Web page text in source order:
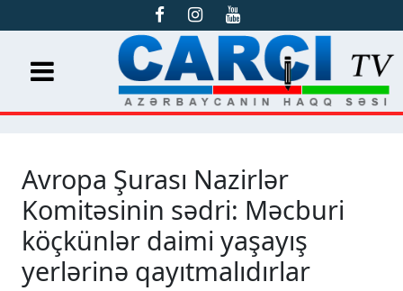
Avropa Şurası Nazirlər
Komitəsinin sədri: Məcburi
köçkünlər daimi yaşayış
yerlərinə qayıtmalıdırlar